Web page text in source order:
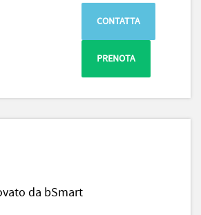
CONTATTA
PRENOTA
da bSmart